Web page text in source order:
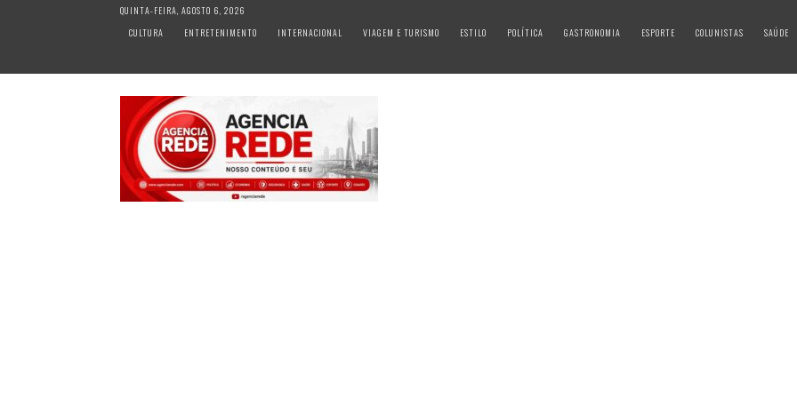
QUINTA-FEIRA, AGOSTO 6, 2026
CULTURA
ENTRETENIMENTO INTERNACIONAL VIAGEM E TURISMO ESTILO POLÍTICA GASTRONOMIA ESPORTE COLUNISTAS SAÚDE